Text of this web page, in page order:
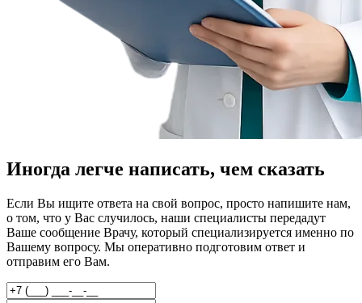
Иногда легче написать, чем сказать
Если Вы ищите ответа на свой вопрос, просто напишите нам,
о том, что у Вас случилось, наши специалисты передадут
Ваше сообщение Врачу, который специализируется именно по
Вашему вопросу. Мы оперативно подготовим ответ и
отправим его Вам.